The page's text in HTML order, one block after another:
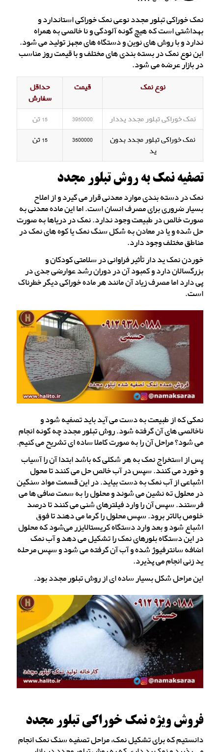
نمک خوراکی تبلور مجدد نوعی نمک خوراکی استاندارد و
بهداشتی است که هیچ گونه آلودگی و نا خالصی به همراه
ندارد و با روش های نوین و دستگاه های مجهز تولید می شود.
این نوع نمک در بسته بندی های مختلف و با قیمت روز مناسب
در بازار عرضه می شود.
نوع نمک قیمت
حداقل
سفارش
نمک خوراکی تبلور مجدد یددار
3950000
15 تن
نمک خوراکی تبلور مجدد بدون
ید
3500000 15 تن
تصفیه نمک به روش تبلور مجدد
نمک در دسته بندی موارد معدنی قرار می گیرد و از املاح
بسیار ضروری برای مصرف انسان است. اما این ماده معدنی به
صورت خالص در طبیعت وجود ندارد. نمک در دریاها به صورت
حل شده و یا در معادن به شکل سنگ نمک یا کوه های نمک در
مناطق مختلف وجود دارد.
خوردن نمک ید دار تأثیر فراوانی در سلامتی کودکان و
بزرگسالان دارد و کمبود آن در دوران رشد عوارضی جدی در
پی دارد اما مصرف زیاد آن مانند هر ماده خوراکی دیگر خطرناک
است.
نمکی که از طبیعت به دست می آید باید تصفیه شود و
ناخالصی های آن گرفته شود. روش تبلور مجدد چه گونه انجام
می شود؟ مراحل آن را به صورت کاملا ساده ای تشریح می کنیم.
پس از استخراج نمک به هر شکلی که باشد ابتدا آن را آسیاب
و خورد می کنند. سپس در آب خالص حل می کنند تا محول
اشباعی از آب نمک به دست بیاید. در این قسمت مواد سنگین
در محلول ته نشین می شوند و محلول را به سمت صافی ها می
فرستند. سپس آن را وارد فیلترهای شنی می کنند تا درصد
خلوص بالاتر برود. سپس محلول را گرما می دهند تا فوق
اشباع شود و بعد وارد دستگاه کریستالایزر می‌شود که محلول
در این دستگاه بلورهای نمک را تشکیل می دهد و آب نمک
اضافه سانترفیوژ شده و آب آن گرفته می شود و سپس مرحله
ید زنی انجام می پذیرد.
این مراحل شکل بسیار ساده ای از روش تبلور مجدد بود.
فروش ویژه نمک خوراکی تبلور مجدد
دانستیم که برای تشکیل نمک، مراحل تصفیه سنگ نمک انجام